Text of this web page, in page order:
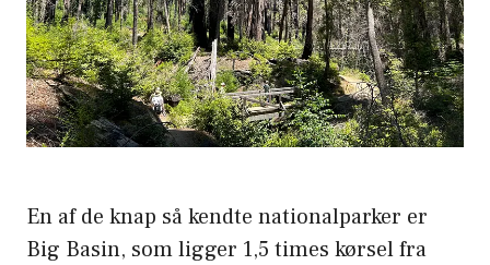
En af de knap så kendte nationalparker er
Big Basin, som ligger 1,5 times kørsel fra